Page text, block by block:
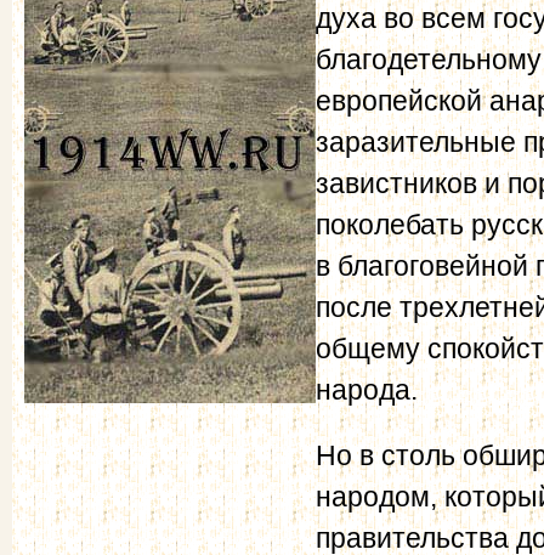
духа во всем
европейской
заразительные
завистников и
поколебать
в
после
общему
народа.
Но в столь
народом,
правительства